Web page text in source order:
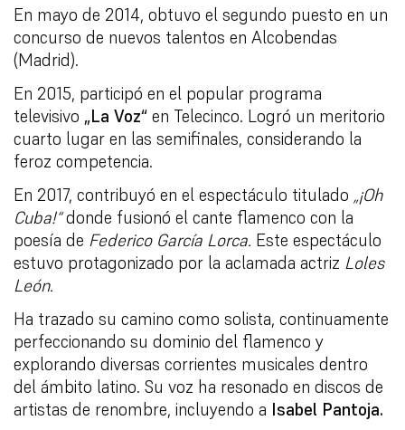
En mayo de 2014, obtuvo el segundo puesto en un
concurso de nuevos talentos en Alcobendas
(Madrid).
En 2015, participó en el popular programa
televisivo „La Voz“ en Telecinco. Logró un meritorio
cuarto lugar en las semifinales, considerando la
feroz competencia.
En 2017, contribuyó en el espectáculo titulado „¡Oh
Cuba!“donde fusionó el cante flamenco con la
poesía de Federico García Lorca. Este espectáculo
estuvo protagonizado por la aclamada actriz Loles
León.
Ha trazado su camino como solista, continuamente
perfeccionando su dominio del flamenco y
explorando diversas corrientes musicales dentro
del ámbito latino. Su voz ha resonado en discos de
artistas de renombre, incluyendo a Isabel Pantoja.